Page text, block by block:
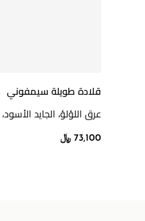
قلادة طويلة سيمفوني
عرق اللؤلؤ، الجايد
73,100 ﷼